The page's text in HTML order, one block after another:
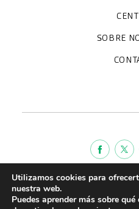
Diagnóstico
Chequeos y
Unidades
Clínica
HospitalSOBRE
Trabaja con
Fundación
Preguntas
Política de
Aviso
Utilizamos cookies para
nuestra web.
Puedes aprender más sobre